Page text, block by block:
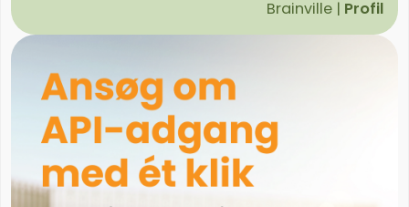
Brainville | Profil